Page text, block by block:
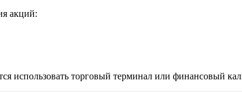
акций:
использовать торговый терминал или финансовый